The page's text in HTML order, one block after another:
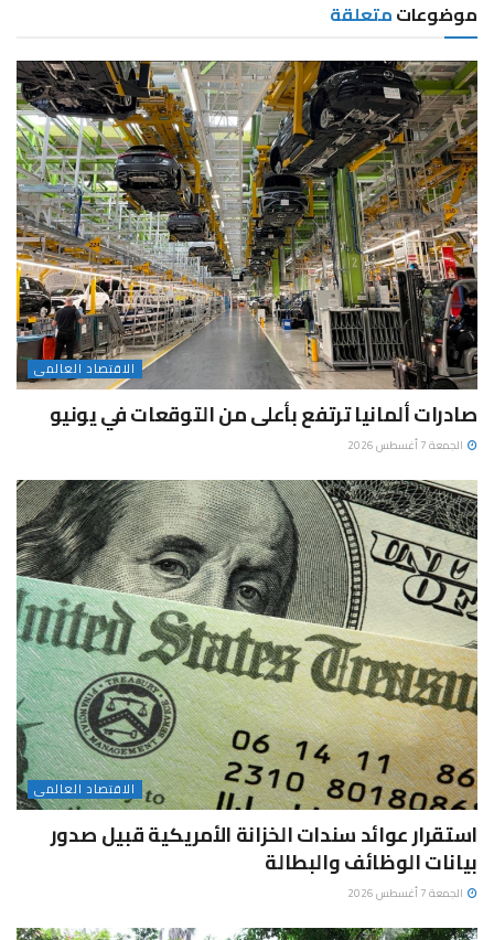
موضوعاتمتعلقة
الاقتصاد العالمى
صادرات ألمانيا ترتفع بأعلى من التوقعات في يونيو
الجمعة 7 أغسطس 2026
الاقتصاد العالمى
استقرار عوائد سندات الخزانة الأمريكية قبيل صدور
بيانات الوظائف والبطالة
الجمعة 7 أغسطس 2026